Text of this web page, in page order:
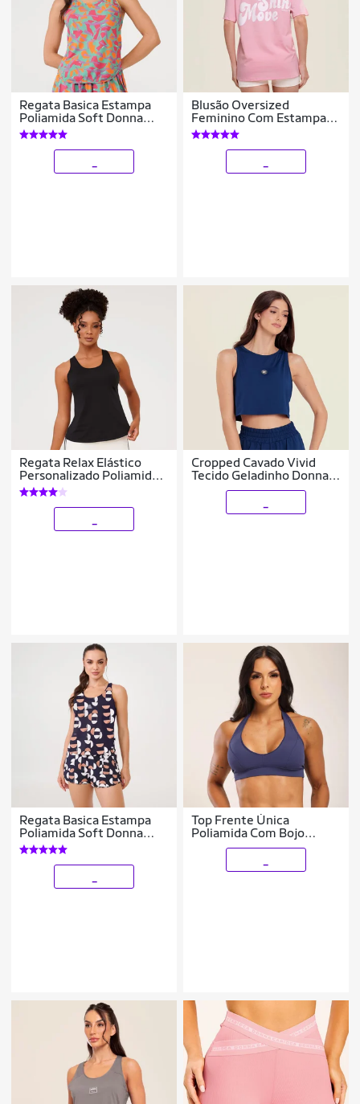
Regata Basica Estampa
Poliamida Soft Donna
Carioca
Blusão Oversized
Feminino Com Estampa
Emborrachada Donna
Carioca
Regata Relax Elástico
Personalizado Poliamida
Soft Donna Carioca
Cropped Cavado Vivid
Tecido Geladinho Donna
Carioca
Regata Basica Estampa
Poliamida Soft Donna
Carioca
Top Frente Única
Poliamida Com Bojo
Donna Carioca